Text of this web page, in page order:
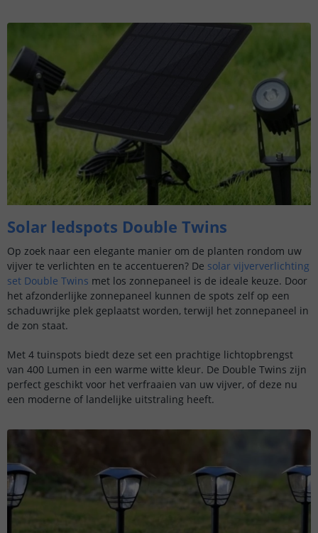
Solar ledspots Double Twins
Op zoek naar een elegante manier om de planten rondom uw
vijver te verlichten en te accentueren? De solar vijververlichting
set Double Twins met los zonnepaneel is de ideale keuze. Door
het afzonderlijke zonnepaneel kunnen de spots zelf op een
schaduwrijke plek geplaatst worden, terwijl het zonnepaneel in
de zon staat.
Met 4 tuinspots biedt deze set een prachtige lichtopbrengst
van 400 Lumen in een warme witte kleur. De Double Twins zijn
perfect geschikt voor het verfraaien van uw vijver, of deze nu
een moderne of landelijke uitstraling heeft.